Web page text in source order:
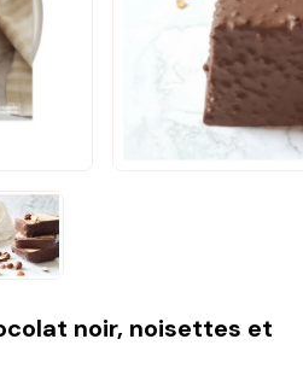
noir, noisettes et